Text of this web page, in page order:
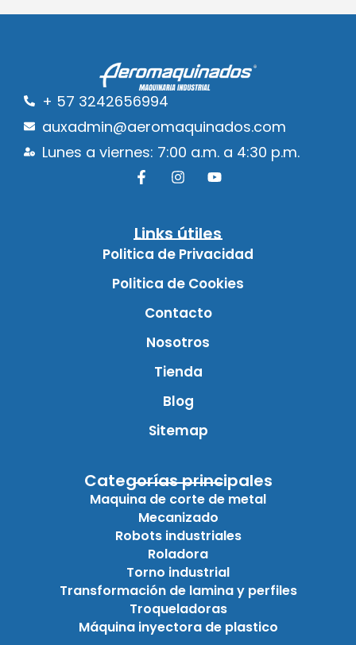
+ 57 3242656994
auxadmin@aeromaquinados.com
Lunes a viernes: 7:00 a.m. a 4:30 p.m.
Links útiles
Politica de Privacidad
Politica de Cookies
Contacto
Nosotros
Tienda
Blog
Sitemap
Categorías principales
Maquina de corte de metal
Mecanizado
Robots industriales
Roladora
Torno industrial
Transformación de lamina y perfiles
Troqueladoras
Máquina inyectora de plastico